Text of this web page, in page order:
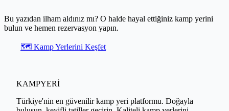
Bu yazıdan ilham aldınız mı? O halde hayal ettiğiniz kamp yerini
bulun ve hemen rezervasyon yapın.
🗺️ Kamp Yerlerini Keşfet
KAMPYERİ
Türkiye'nin en güvenilir kamp yeri platformu. Doğayla